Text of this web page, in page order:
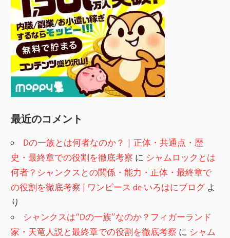
最近のコメント
Dの一族とは何者なのか？｜正体・共通点・歴
史・最終章での役割を徹底考察 に シャムロックとは
何者？シャンクスとの関係・能力・正体・最終章で
の役割を徹底考察 | ワンピース de いろはにブログよ
り
シャンクスは“Dの一族”なのか？フィガーランド
家・天竜人説と最終章での役割を徹底考察 に シャム